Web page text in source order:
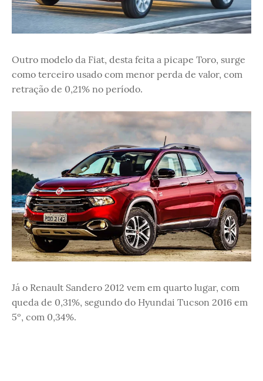
Outro modelo da Fiat, desta feita a picape Toro, surge
como terceiro usado com menor perda de valor, com
retração de 0,21% no período.
Já o Renault Sandero 2012 vem em quarto lugar, com
queda de 0,31%, segundo do Hyundai Tucson 2016 em
5º, com 0,34%.